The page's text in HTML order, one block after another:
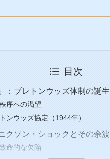
目次
：ブレトンウッズ体制の誕生
序への渇望
ンウッズ協定（1944年）
クソン・ショックとその余波
命的な欠陥